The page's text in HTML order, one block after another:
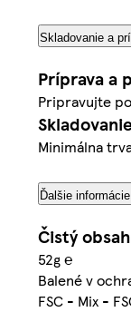
Skladovanie a
Príprava a
Pripravujte
Minimálna
Ďalšie informácie
Čistý obsah
52g ℮
Balené v
FSC - Mix -